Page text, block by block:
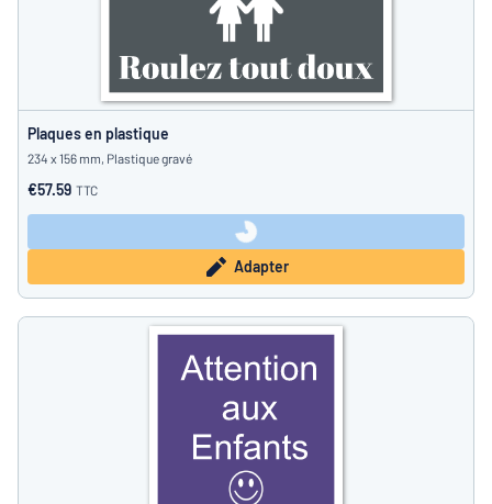
Plaques en plastique
234 x 156 mm, Plastique gravé
€57.59 TTC
Adapter